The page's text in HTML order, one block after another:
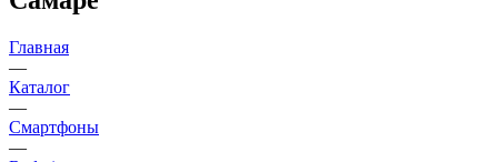
Главная
—
Каталог
—
Смартфоны
—